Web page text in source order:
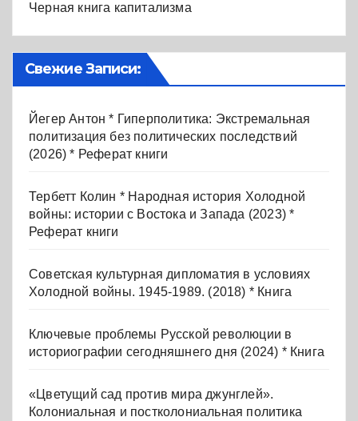
Черная книга капитализма
Свежие Записи:
Йегер Антон * Гиперполитика: Экстремальная
политизация без политических последствий
(2026) * Реферат книги
Тербетт Колин * Народная история Холодной
войны: истории с Востока и Запада (2023) *
Реферат книги
Советская культурная дипломатия в условиях
Холодной войны. 1945-1989. (2018) * Книга
Ключевые проблемы Русской революции в
историографии сегодняшнего дня (2024) * Книга
«Цветущий сад против мира джунглей».
Колониальная и постколониальная политика